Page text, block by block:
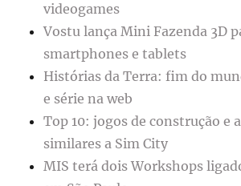
videogames
Vostu lança Mini Fazenda 3D
smartphones e tablets
Histórias da Terra: fim do
e série na web
Top 10: jogos de construção e
similares a Sim City
MIS terá dois Workshops